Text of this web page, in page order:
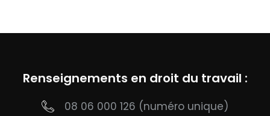
Renseignements en droit du travail :
08 06 000 126 (numéro unique)